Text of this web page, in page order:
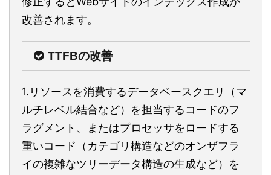
改善されます。
TTFBの改善
1.リソースを消費するデータベースクエリ（マ
ルチレベル結合など）を担当するコードのフ
ラグメント、またはプロセッサをロードする
重いコード（カテゴリ構造などのオンザフラ
イの複雑なツリーデータ構造の生成など）を